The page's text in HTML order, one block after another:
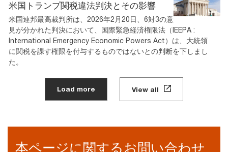
米国トランプ関税違法判決とその影響
米国連邦最高裁判所は、2026年2月20日、6対3の意
見が分かれた判決において、国際緊急経済権限法（IEEPA :
International Emergency Economic Powers Act）は、大統領
に関税を課す権限を付与するものではないとの判断を下しまし
た。
Load more View all
本ページに関するお問い合わせ